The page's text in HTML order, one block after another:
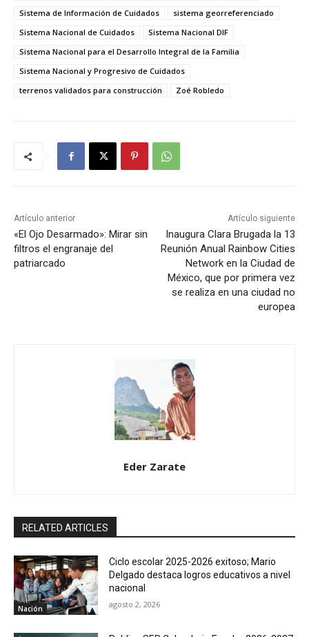
Sistema de Información de Cuidados
sistema georreferenciado
Sistema Nacional de Cuidados
Sistema Nacional DIF
Sistema Nacional para el Desarrollo Integral de la Familia
Sistema Nacional y Progresivo de Cuidados
terrenos validados para construcción
Zoé Robledo
Artículo anterior
«El Ojo Desarmado»: Mirar sin
filtros el engranaje del
patriarcado
Artículo siguiente
Inaugura Clara Brugada la 13
Reunión Anual Rainbow Cities
Network en la Ciudad de
México, que por primera vez
se realiza en una ciudad no
europea
Eder Zarate
RELATED ARTICLES
Nación
Ciclo escolar 2025-2026 exitoso; Mario
Delgado destaca logros educativos a nivel
nacional
agosto 2, 2026